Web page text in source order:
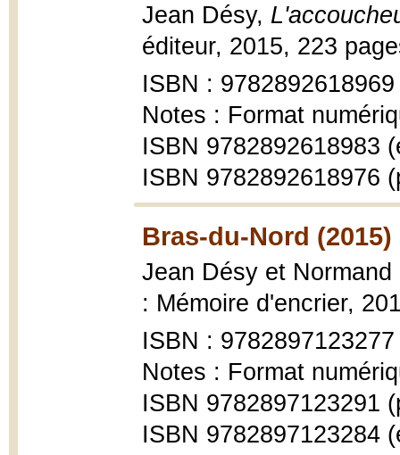
Jean Désy,
éditeur, 2015, 223
ISBN : 9782892618969
Notes : Format
ISBN 9782892618983
ISBN 9782892618976
Bras-du-Nord (2015)
Jean Désy et
: Mémoire d'encrier,
ISBN : 9782897123277
Notes : Format
ISBN 9782897123291
ISBN 9782897123284